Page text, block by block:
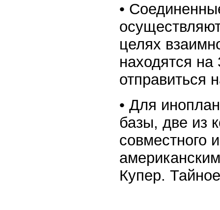
•
целях
находятся
отправиться
• Для
базы, две из
совместного
Купер.